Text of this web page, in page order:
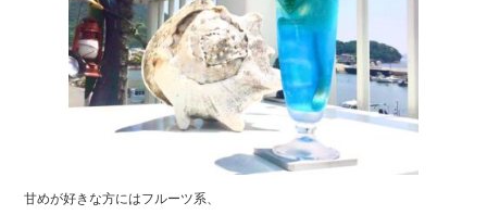
甘めが好きな方にはフルーツ系、